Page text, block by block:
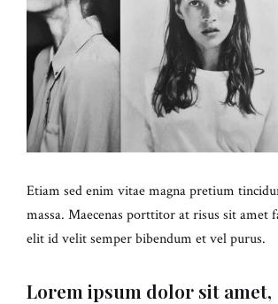
Etiam sed enim vitae magna pretium
massa. Maecenas porttitor at risus sit amet
elit id velit semper bibendum et vel purus.
Lorem ipsum dolor sit amet,